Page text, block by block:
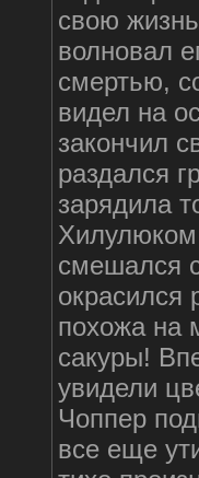
свою
волновал
смертью,
видел на
закончил
раздался
зарядила
смешался
окрасился
похожа на
сакуры!
увидели
Чоппер
все еще